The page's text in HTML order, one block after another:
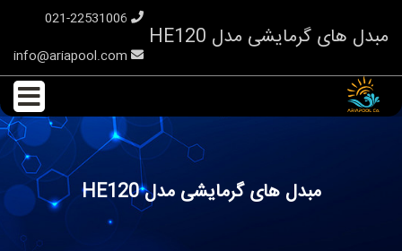
مبدل های گرمایشی مدل HE120
مبدل های گرمایشی مدل HE120